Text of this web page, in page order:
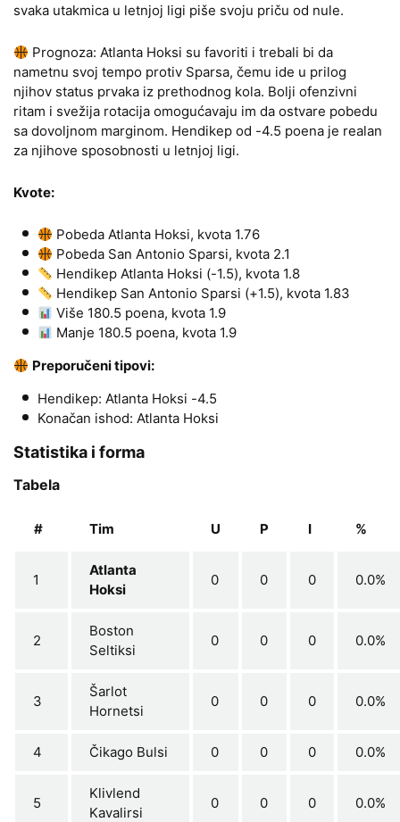
svaka utakmica u letnjoj ligi piše svoju priču od nule.
Prognoza: Atlanta Hoksi su favoriti i trebali bi da
nametnu svoj tempo protiv Sparsa, čemu ide u prilog
njihov status prvaka iz prethodnog kola. Bolji ofenzivni
ritam i svežija rotacija omogućavaju im da ostvare pobedu
sa dovoljnom marginom. Hendikep od -4.5 poena je realan
za njihove sposobnosti u letnjoj ligi.
Kvote:
Pobeda Atlanta Hoksi, kvota 1.76
Pobeda San Antonio Sparsi, kvota 2.1
Hendikep Atlanta Hoksi (-1.5), kvota 1.8
Hendikep San Antonio Sparsi (+1.5), kvota 1.83
Više 180.5 poena, kvota 1.9
Manje 180.5 poena, kvota 1.9
Preporučeni tipovi:
Hendikep: Atlanta Hoksi -4.5
Konačan ishod: Atlanta Hoksi
Statistika i forma
Tabela
# Tim U P I %
1
Atlanta
Hoksi
0 0 0 0.0%
2
Boston
Seltiksi
0 0 0 0.0%
3
Šarlot
Hornetsi
0 0 0 0.0%
4 Čikago Bulsi 0 0 0 0.0%
5
Klivlend
Kavalirsi
0 0 0 0.0%